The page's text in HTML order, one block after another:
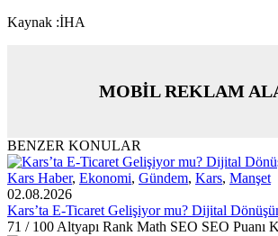
Kaynak :İHA
MOBİL REKLAM
BENZER KONULAR
Kars Haber, Ekonomi, Gündem, Kars, Manşet
02.08.2026
Kars’ta E-Ticaret Gelişiyor mu? Dijital
71 / 100 Altyapı Rank Math SEO SEO Puanı